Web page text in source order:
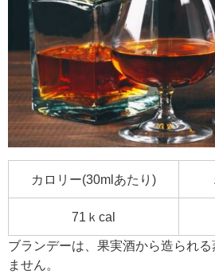
カロリー(30mlあたり)
71ｋcal
ブランデーは、果実酒から造られ
ません。